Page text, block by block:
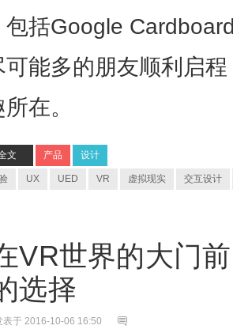
包括Google
可能多的朋友顺利启
在。
文 产品 设计
UX UED VR 虚拟现实 交互设计
VR世界的大门
选择
表于 2016-10-06 16:50